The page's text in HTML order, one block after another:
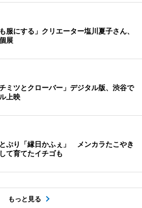
服にする」クリエーター塩川夏子さん、
展
ミツとクローバー」デジタル版、渋谷で
上映
ぷり「縁日かふぇ」 メンカラたこやき
て育てたイチゴも
もっと見る